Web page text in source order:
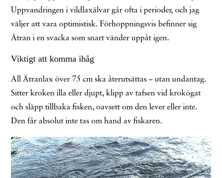
Uppvandringen i vildlaxälvar går ofta i perioder, och jag
väljer att vara optimistisk. Förhoppningsvis befinner sig
Ätran i en svacka som snart vänder uppåt igen.
Viktigt att komma ihåg
All Ätranlax över 75 cm ska återutsättas – utan undantag.
Sitter kroken illa eller djupt, klipp av tafsen vid krokögat
och släpp tillbaka fisken, oavsett om den lever eller inte.
Den får absolut inte tas om hand av fiskaren.